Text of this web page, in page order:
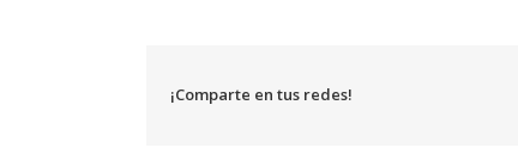
¡Comparte en tus redes!